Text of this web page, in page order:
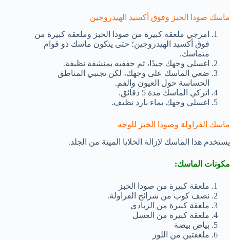
ماسك صودا الخبز وفوق أكسيد الهيدروجين
امزجي ملعقة كبيرة من صودا الخبز وملعقة كبيرة من
فوق أكسيد الهيدروجين؛ حتى يتكون ماسك ذو قوام
متماسك.
اغسلي وجهك جيدًا، ثم جففيه بمنشفة نظيفة.
ضعي الماسك على وجهك، لكن تجنبي المناطق
الحساسة حول العيون والفم.
اتركي الماسك مدة 5 دقائق.
اغسلي وجهك بماء بارد نظيف.
ماسك الفراولة وصودا الخبز للوجه
يستخدم هذا الماسك لإزالة الخلايا الميتة من الجلد.
مكونات الماسك:
ملعقة كبيرة من صودا الخبز
نصف كوب من شرائح الفراولة.
ملعقة كبيرة من الزبادي
ملعقة كبيرة من العسل
بياض بيضة
ملعقتين من اللوز